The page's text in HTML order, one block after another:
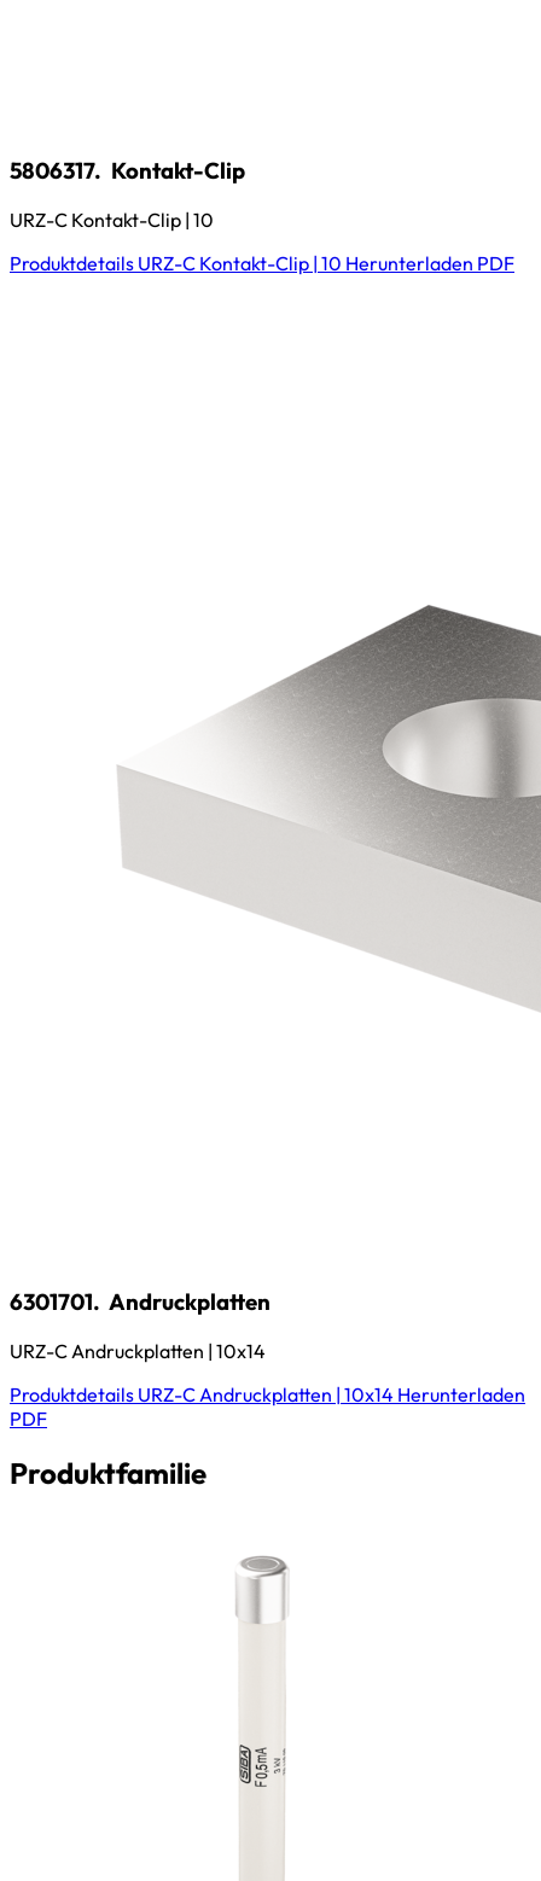
5806317. Kontakt-Clip
URZ-C Kontakt-Clip | 10
Produktdetails URZ-C Kontakt-Clip | 10 Herunterladen PDF
6301701. Andruckplatten
URZ-C Andruckplatten | 10x14
Produktdetails URZ-C Andruckplatten | 10x14 Herunterladen
PDF
Produktfamilie